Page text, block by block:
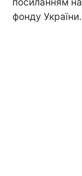
фонду України.